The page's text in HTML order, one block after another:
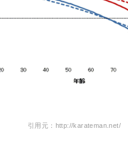
引用元：http://karateman.net/